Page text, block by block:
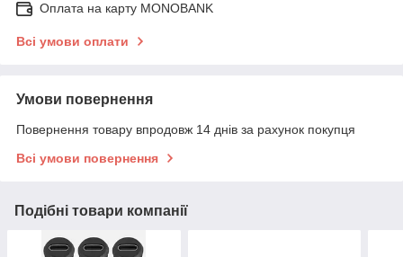
Оплата на карту MONOBANK
Всі умови оплати
Умови повернення
Повернення товару впродовж 14 днів за рахунок покупця
Всі умови повернення
Подібні товари компанії